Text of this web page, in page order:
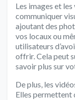
Les images et
communiquer
ajoutant des
vos locaux ou
utilisateurs
offrir. Cela peut
savoir plus sur
De plus, les
Elles permettent